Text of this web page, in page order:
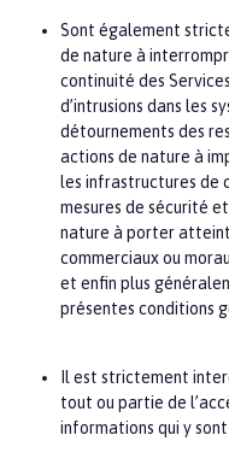
Sont également
de nature à
continuité des
d’intrusions dans les
détournements des
actions de nature à
les infrastructures de
mesures de sécurité
nature à porter
commerciaux ou
et enfin plus
présentes conditions
Il est strictement
tout ou partie de
informations qui y